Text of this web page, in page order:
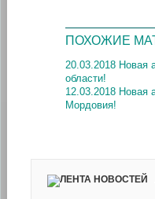
ПОХОЖИЕ
20.03.2018 Новая
области!
12.03.2018 Новая
Мордовия!